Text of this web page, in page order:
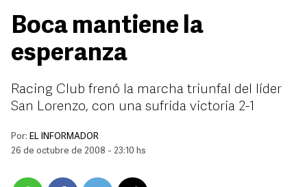
Boca mantiene la
esperanza
Racing Club frenó la marcha triunfal del líder
San Lorenzo, con una sufrida victoria 2-1
Por: EL INFORMADOR
26 de octubre de 2008 - 23:10 hs